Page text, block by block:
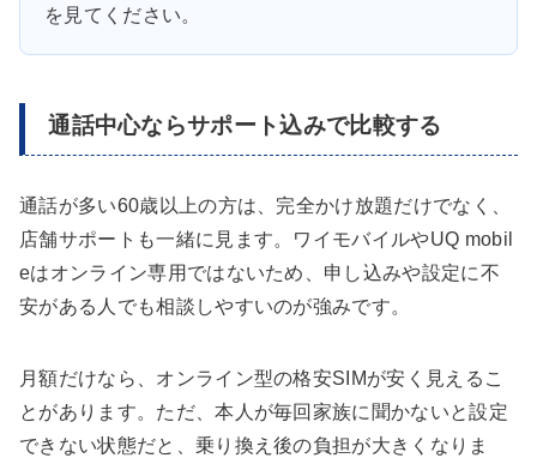
を見てください。
通話中心ならサポート込みで比較する
通話が多い60歳以上の方は、完全かけ放題だけでなく、
店舗サポートも一緒に見ます。ワイモバイルやUQ mobil
eはオンライン専用ではないため、申し込みや設定に不
安がある人でも相談しやすいのが強みです。
月額だけなら、オンライン型の格安SIMが安く見えるこ
とがあります。ただ、本人が毎回家族に聞かないと設定
できない状態だと、乗り換え後の負担が大きくなりま